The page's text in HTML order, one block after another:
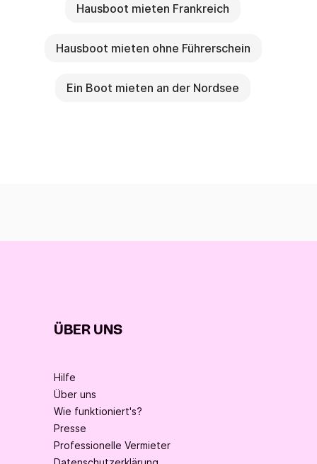
Hausboot mieten Frankreich
Hausboot mieten ohne Führerschein
Ein Boot mieten an der Nordsee
ÜBER UNS
Hilfe
Über uns
Wie funktioniert's?
Presse
Professionelle Vermieter